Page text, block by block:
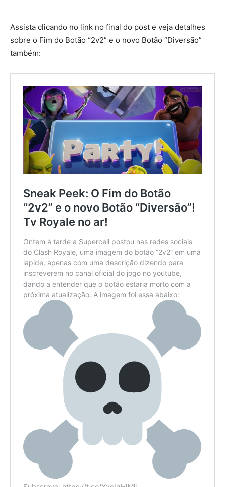
Assista clicando no link no final do post e veja detalhes
sobre o Fim do Botão “2v2” e o novo Botão “Diversão”
também: